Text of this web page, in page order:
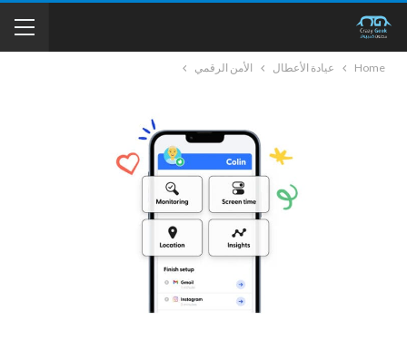
Home عيادة الأعطال الأمن الرقمي